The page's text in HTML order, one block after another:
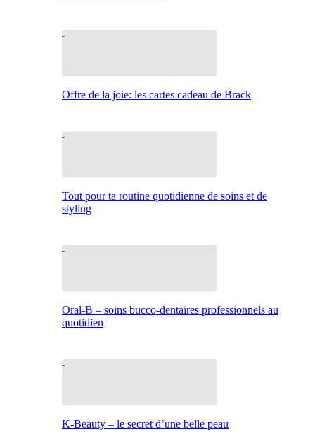
Offre de la joie: les cartes cadeau de Brack
Tout pour ta routine quotidienne de soins et de
styling
Oral-B – soins bucco-dentaires professionnels au
quotidien
K-Beauty – le secret d’une belle peau